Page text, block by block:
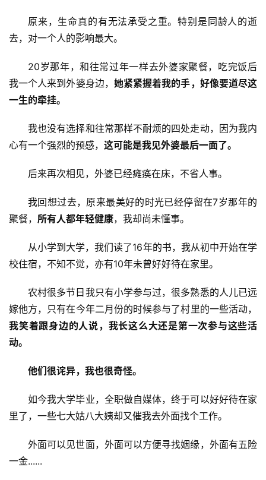
原来，生命真的有无法承受之重。特别是同龄人的逝
去，对一个人的影响最大。
20岁那年，和往常过年一样去外婆家聚餐，吃完饭后
我一个人来到外婆身边， 她紧紧握着我的手，好像要道尽这
一生的牵挂。
我也没有选择和往常那样不耐烦的四处走动，因为我内
心有一个强烈的预感， 这可能是我见外婆最后一面了。
后来再次相见，外婆已经瘫痪在床，不省人事。
我回想过去，原来最美好的时光已经停留在7岁那年的
聚餐， 所有人都年轻健康，我却尚未懂事。
从小学到大学，我们读了16年的书，我从初中开始在学
校住宿，不知不觉，亦有10年未曾好好待在家里。
农村很多节日我只有小学参与过，很多熟悉的人儿已远
嫁他方，只有在今年二月份的时候参与了村里的一些活动，
我笑着跟身边的人说，我长这么大还是第一次参与这些活
动。
他们很诧异，我也很奇怪。
如今我大学毕业，全职做自媒体，终于可以好好待在家
里了，一些七大姑八大姨却又催我去外面找个工作。
外面可以见世面，外面可以方便寻找姻缘，外面有五险
一金......